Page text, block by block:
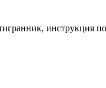
инструкция